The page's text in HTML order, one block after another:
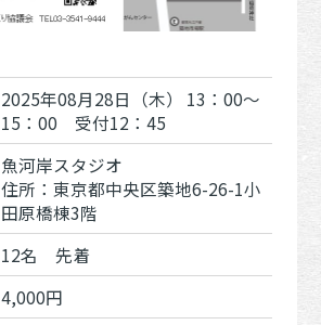
2025年08月28日（木） 13：00～
15：00 受付12：45
魚河岸スタジオ
住所：東京都中央区築地6-26-1小
田原橋棟3階
12名 先着
4,000円